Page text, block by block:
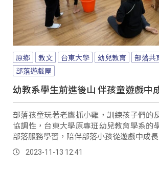
原鄉 教文 台東大學 幼兒教育 部落共
部落遊戲屋
幼教系學生前進後山 伴孩童遊戲中
部落孩童玩著老鷹抓小雞，訓練孩子們的
協調性，台東大學原專班幼兒教育學系的
部落服務學習，陪伴部落小孩從遊戲中成長
2023-11-13 12:41